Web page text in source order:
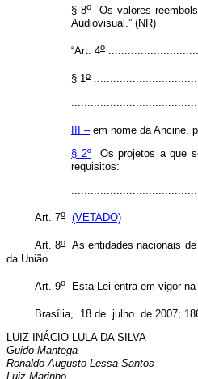
§ 8o Os valores
Audiovisual.” (NR)
“Art. 4o
§ 1o
III –em nome da Ancine,
§ 2ºOs projetos a que se
requisitos:
Art. 7o (VETADO)
Art. 8oAs entidades nacionais de
da União.
Art. 9o Esta Lei entra em vigor
Brasília, 18 de julho de 2007;
LUIZ INÁCIO LULA DA SILVA
Guido Mantega
Ronaldo Augusto Lessa Santos
Luiz Marinho